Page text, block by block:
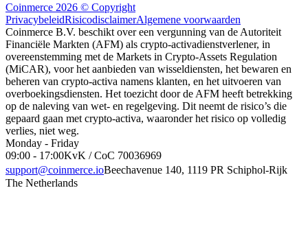
Coinmerce 2026 © Copyright
PrivacybeleidRisicodisclaimerAlgemene voorwaarden
Coinmerce B.V. beschikt over een vergunning van de Autoriteit
Financiële Markten (AFM) als crypto-activadienstverlener, in
overeenstemming met de Markets in Crypto-Assets Regulation
(MiCAR), voor het aanbieden van wisseldiensten, het bewaren en
beheren van crypto-activa namens klanten, en het uitvoeren van
overboekingsdiensten. Het toezicht door de AFM heeft betrekking
op de naleving van wet- en regelgeving. Dit neemt de risico’s die
gepaard gaan met crypto-activa, waaronder het risico op volledig
verlies, niet weg.
Monday - Friday
09:00 - 17:00KvK / CoC 70036969
support@coinmerce.ioBeechavenue 140, 1119 PR Schiphol-Rijk
The Netherlands